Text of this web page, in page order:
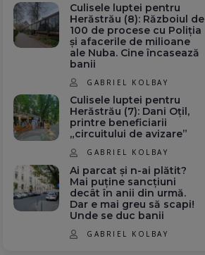
Culisele luptei pentru
Herăstrău (8): Războiul de
100 de procese cu Poliția
și afacerile de milioane
ale Nuba. Cine încasează
banii
GABRIEL KOLBAY
Culisele luptei pentru
Herăstrău (7): Dani Oțil,
printre beneficiarii
„circuitului de avizare”
GABRIEL KOLBAY
Ai parcat și n-ai plătit?
Mai puține sancțiuni
decât în anii din urmă.
Dar e mai greu să scapi!
Unde se duc banii
GABRIEL KOLBAY